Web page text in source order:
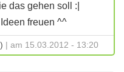
das gehen soll :|
freuen ^^
| am 15.03.2012 - 13:20